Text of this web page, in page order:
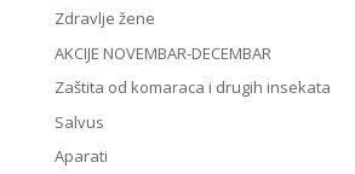
Zdravlje žene
AKCIJE NOVEMBAR-DECEMBAR
Zaštita od komaraca i drugih insekata
Salvus
Aparati